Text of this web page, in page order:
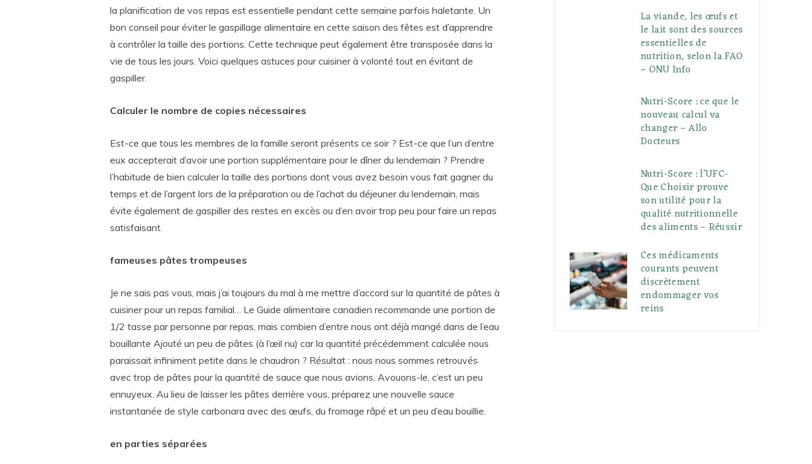
la planification de vos repas est essentielle pendant cette semaine parfois haletante. Un
bon conseil pour éviter le gaspillage alimentaire en cette saison des fêtes est d’apprendre
à contrôler la taille des portions. Cette technique peut également être transposée dans la
vie de tous les jours. Voici quelques astuces pour cuisiner à volonté tout en évitant de
gaspiller.
Calculer le nombre de copies nécessaires
Est-ce que tous les membres de la famille seront présents ce soir ? Est-ce que l’un d’entre
eux accepterait d’avoir une portion supplémentaire pour le dîner du lendemain ? Prendre
l’habitude de bien calculer la taille des portions dont vous avez besoin vous fait gagner du
temps et de l’argent lors de la préparation ou de l’achat du déjeuner du lendemain, mais
évite également de gaspiller des restes en excès ou d’en avoir trop peu pour faire un repas
satisfaisant.
fameuses pâtes trompeuses
Je ne sais pas vous, mais j’ai toujours du mal à me mettre d’accord sur la quantité de pâtes à
cuisiner pour un repas familial… Le Guide alimentaire canadien recommande une portion de
1/2 tasse par personne par repas, mais combien d’entre nous ont déjà mangé dans de l’eau
bouillante Ajouté un peu de pâtes (à l’œil nu) car la quantité précédemment calculée nous
paraissait infiniment petite dans le chaudron ? Résultat : nous nous sommes retrouvés
avec trop de pâtes pour la quantité de sauce que nous avions. Avouons-le, c’est un peu
ennuyeux. Au lieu de laisser les pâtes derrière vous, préparez une nouvelle sauce
instantanée de style carbonara avec des œufs, du fromage râpé et un peu d’eau bouillie.
en parties séparées
La viande, les œufs et
le lait sont des sources
essentielles de
nutrition, selon la FAO
– ONU Info
Nutri-Score : ce que le
nouveau calcul va
changer – Allo
Docteurs
Nutri-Score : l’UFC-
Que Choisir prouve
son utilité pour la
qualité nutritionnelle
des aliments – Réussir
Ces médicaments
courants peuvent
discrètement
endommager vos
reins